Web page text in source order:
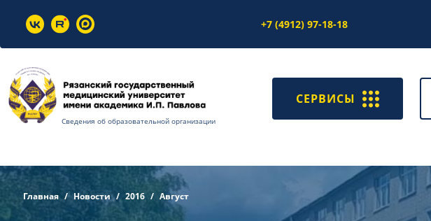
+7 (4912) 97-18-18
Сведения об образовательной организации
СЕРВИСЫ
Главная Новости 2016 Август